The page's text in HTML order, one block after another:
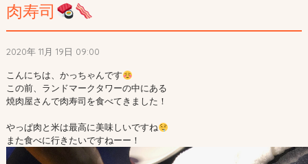
肉寿司
2020年 11月 19日 09:00
こんにちは、かっちゃんです
この前、ランドマークタワーの中にある
焼肉屋さんで肉寿司を食べてきました！
やっぱ肉と米は最高に美味しいですね